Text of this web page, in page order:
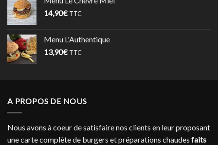
14,90€ TTC
Menu L'Authentique
13,90€ TTC
A PROPOS DE NOUS
Nous avons à coeur de satisfaire nos clients en leur proposant
une carte complète de burgers et préparations chaudes faits